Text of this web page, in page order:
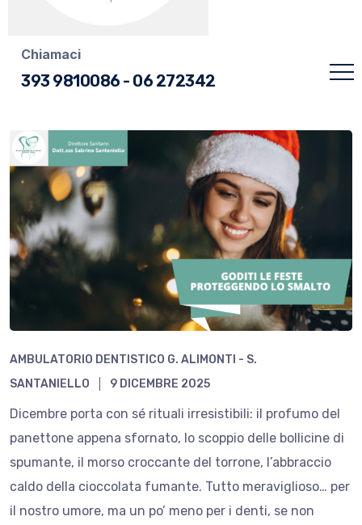
Chiamaci
393 9810086 - 06 272342
AMBULATORIO DENTISTICO G. ALIMONTI - S.
SANTANIELLO
9 DICEMBRE 2025
Dicembre porta con sé rituali irresistibili: il profumo del
panettone appena sfornato, lo scoppio delle bollicine di
spumante, il morso croccante del torrone, l’abbraccio
caldo della cioccolata fumante. Tutto meraviglioso… per
il nostro umore, ma un po’ meno per i denti, se non